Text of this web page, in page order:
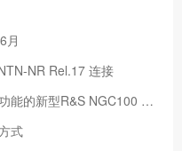
月
NR Rel.17 连接
罗德与施瓦茨推出具有市场领先功能的新型R&S NGC100 电源系列
式